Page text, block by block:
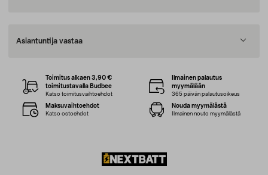
Asiantuntija vastaa
Toimitus alkaen 3,90 €
toimitustavalla Budbee
Katso toimitusvaihtoehdot
Ilmainen palautus
myymälään
365 päivän palautusoikeus
Maksuvaihtoehdot
Katso ostoehdot
Nouda myymälästä
Ilmainen nouto myymälästä